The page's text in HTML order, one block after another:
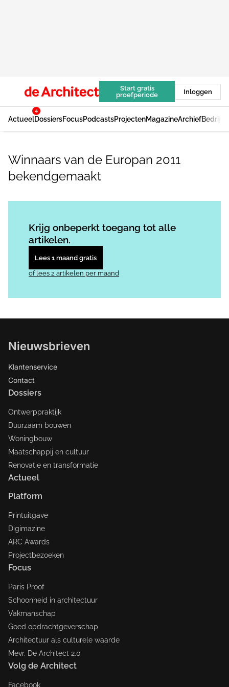
Start gratis
proefperiode
Inloggen
Actueel
4
DossiersFocusPodcastsProjectenMagazineArchief
Winnaars van de Europan 2011
bekendgemaakt
Krijg onbeperkt toegang tot alle
artikelen.
Lees 1 maand gratis
of lees 2 artikelen per maand
Nieuwsbrieven
Klantenservice
Contact
Dossiers
Ontwerppraktijk
Duurzaam bouwen
Woningbouw
Maatschappij en cultuur
Renovatie en transformatie
Actueel
Platform
Printuitgave
Digimazine
ARC Awards
Projectbezoeken
Focus
Paris Proof
Schoonheid in architectuur
Vakmanschap
Goed opdrachtgeverschap
Architectuur als culturele waarde
Mevr. De Architect 2.0
Volg de Architect
Facebook